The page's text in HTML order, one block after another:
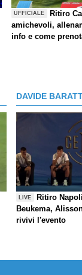
UFFICIALE
Ritiro
amichevoli,
info e come
DAVIDE
LIVE
Ritiro
Beukema,
rivivi l'evento